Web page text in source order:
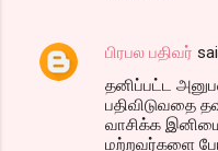
பிரபல பதிவர்
தனிப்பட்ட
பதிவிடுவதை
வாசிக்க
மற்றவர்களை